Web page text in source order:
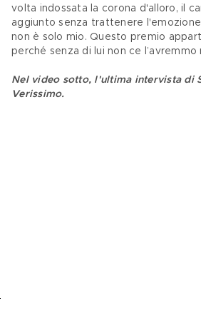
volta indossata la corona d'alloro, il
aggiunto senza trattenere
non è solo mio. Questo premio
perché senza di lui non ce
Nel video sotto, l'ultima intervista di
Verissimo.